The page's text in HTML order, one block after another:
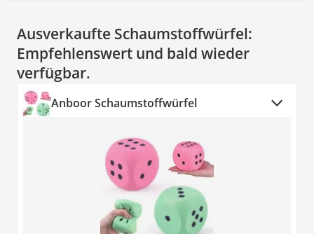
Ausverkaufte Schaumstoffwürfel:
Empfehlenswert und bald wieder
verfügbar.
Anboor Schaumstoffwürfel